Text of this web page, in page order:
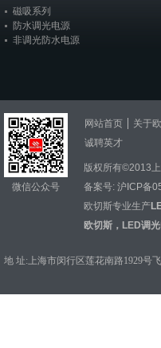
磁吸系列
防水调光电源
非调光防水电源
微信公众号
网站首页 关于
诚聘英才
版权所有©2013
备案号: 沪ICP备
欧切斯专业生产
欧切斯，LED调
地 址:上海市闵行区莲花南路1929号